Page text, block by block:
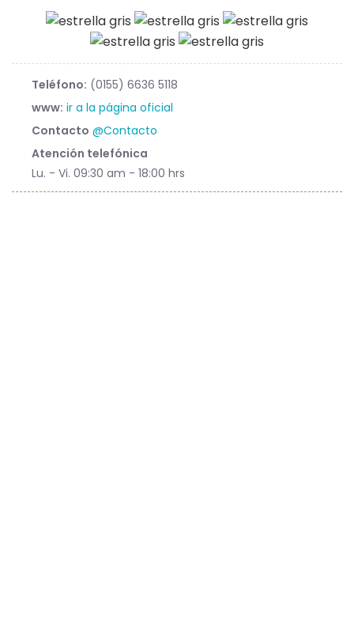
Teléfono: (0155) 6636 5118
www: ir a la página oficial
Contacto @Contacto
Atención telefónica
Lu. - Vi. 09:30 am - 18:00 hrs